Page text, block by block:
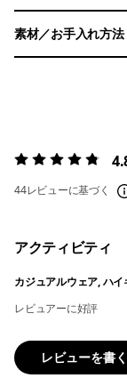
素材／お手入れ方法
評価:4.8 / 5
44レビューに基づく
アクティビティ
カジュアルウェア, ハ
レビュアーに好評
レビューを書く